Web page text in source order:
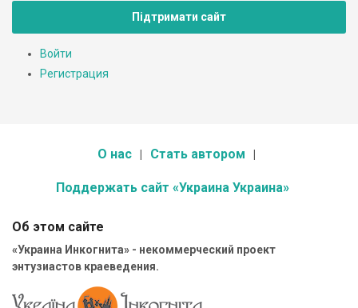
Підтримати сайт
Войти
Регистрация
О нас Стать автором
Поддержать сайт «Украина Украина»
Об этом сайте
«Украина Инкогнита» - некоммерческий проект
энтузиастов краеведения.